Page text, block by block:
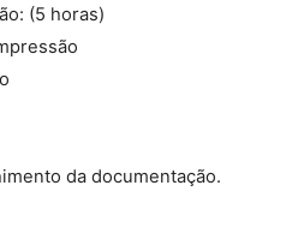
(5 horas)
da documentação.